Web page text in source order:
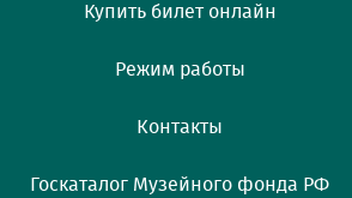
Купить билет онлайн
Режим работы
Контакты
Госкаталог Музейного фонда РФ